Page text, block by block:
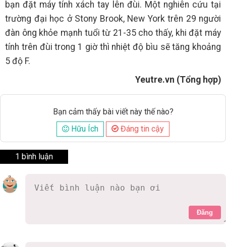
bạn đặt máy tính xách tay lên đùi. Một nghiên cứu tại
trường đại học ở Stony Brook, New York trên 29 người
đàn ông khỏe mạnh tuổi từ 21-35 cho thấy, khi đặt máy
tính trên đùi trong 1 giờ thì nhiệt độ bìu sẽ tăng khoảng
5 độ F.
Yeutre.vn (Tổng hợp)
Bạn cảm thấy bài viết này thế nào?
Hữu Ích
Đáng tin cậy
1 bình luận
Đăng